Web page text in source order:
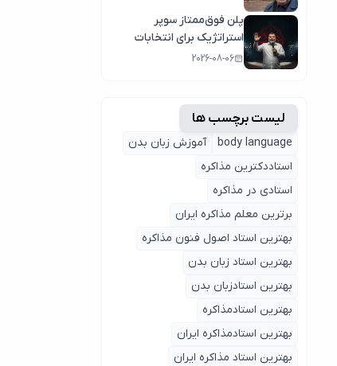
پلن فوق‌ممتاز سوپر
استراتژیک برای انتخابات
2026-08-06
لیست برچسب ها
body language
آموزش زبان بدن
استاددکترین مذاکره
استادی در مذاکره
برترین معلم مذاکره ایران
بهترین استاد اصول ‌فنون مذاکره
بهترین استاد زبان بدن
بهترین استادزبان بدن
بهترین استادمذاکره
بهترین استادمذاکره ایران
بهترین استاد مذاکره ایران